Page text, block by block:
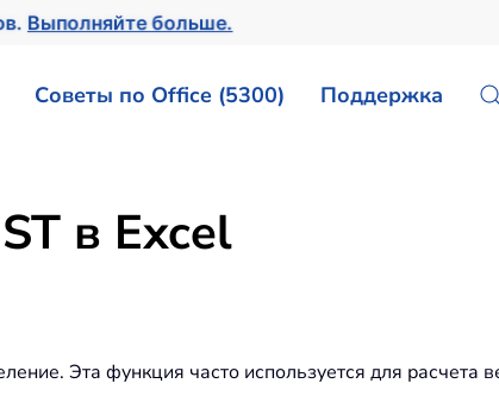
Выполняйте больше.
Советы по Office (5300) Поддержка
в Excel
Эта функция часто используется для расчета